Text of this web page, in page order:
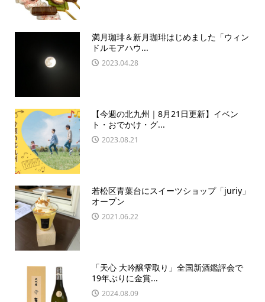
満月珈琲＆新月珈琲はじめました「ウィン
ドルモアハウ...
2023.04.28
【今週の北九州｜8月21日更新】イベン
ト・おでかけ・グ...
2023.08.21
若松区青葉台にスイーツショップ「juriy」
オープン
2021.06.22
「天心 大吟醸雫取り」全国新酒鑑評会で
19年ぶりに金賞...
2024.08.09